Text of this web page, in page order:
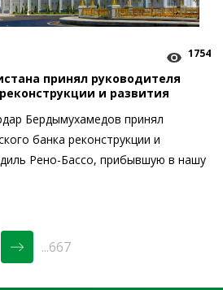
1754
принял руководителя
и развития
Бердымухамедов принял
банка реконструкции и
Рено-Бассо, прибывшую в нашу
...667